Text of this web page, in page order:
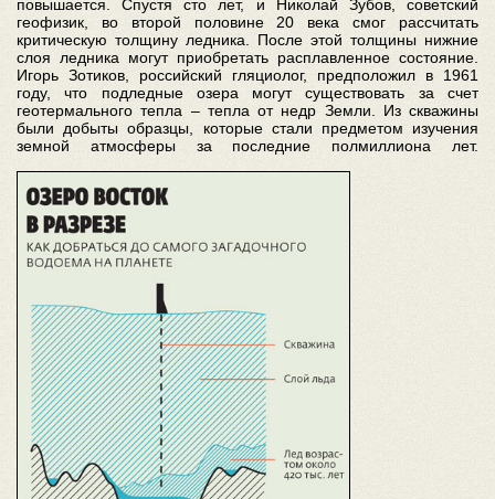
повышается. Спустя сто лет, и Николай Зубов, советский
геофизик, во второй половине 20 века смог рассчитать
критическую толщину ледника. После этой толщины нижние
слоя ледника могут приобретать расплавленное состояние.
Игорь Зотиков, российский гляциолог, предположил в 1961
году, что подледные озера могут существовать за счет
геотермального тепла – тепла от недр Земли. Из скважины
были добыты образцы, которые стали предметом изучения
земной атмосферы за последние полмиллиона лет.